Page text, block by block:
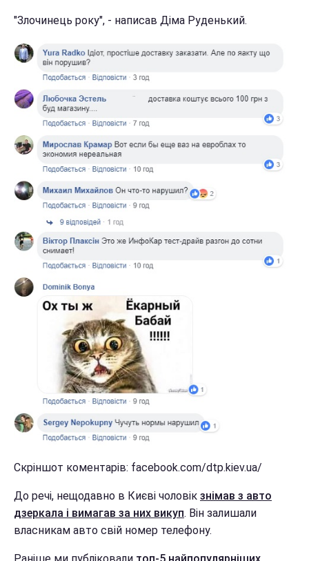
"Злочинець року", - написав Діма Руденький.
Скріншот коментарів: facebook.com/dtp.kiev.ua/
До речі, нещодавно в Києві чоловік знімав з авто
дзеркала і вимагав за них викуп. Він залишали
власникам авто свій номер телефону.
Раніше ми публіковали топ-5 найпопулярніших